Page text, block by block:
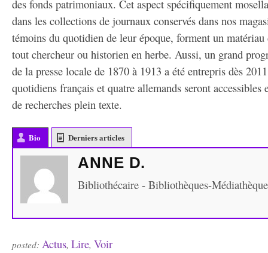
des fonds patrimoniaux. Cet aspect spécifiquement
dans les collections de journaux conservés dans nos
témoins du quotidien de leur époque, forment un
tout chercheur ou historien en herbe. Aussi, un grand
de la presse locale de 1870 à 1913 a été entrepris dès
quotidiens français et quatre allemands seront accessibles
de recherches plein texte.
Bio Derniers articles
ANNE D.
Bibliothécaire - Bibliothèques-
posted: Actus, Lire, Voir